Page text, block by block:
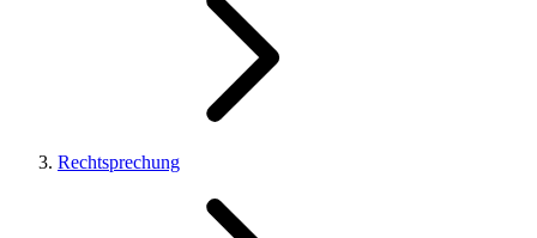
Rechtsprechung